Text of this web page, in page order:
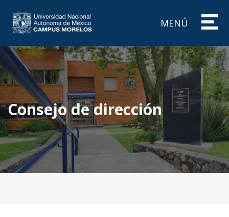
MENÚ
Consejo de dirección